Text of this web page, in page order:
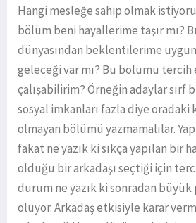
Hangi mesleğe sahip olmak
bölüm beni hayallerime taşır mı?
dünyasından beklentilerime
geleceği var mı? Bu bölümü
çalışabilirim? Örneğin adaylar sırf
sosyal imkanları fazla diye
olmayan bölümü yazmamalılar.
fakat ne yazık ki sıkça yapılan bir
olduğu bir arkadaşı seçtiği için
durum ne yazık ki sonradan büyük
oluyor. Arkadaş etkisiyle karar